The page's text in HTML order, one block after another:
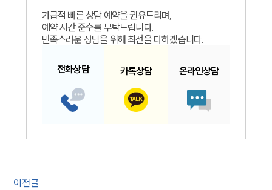
가급적 빠른 상담 예약을 권유드리며,
예약 시간 준수를 부탁드립니다.
만족스러운 상담을 위해 최선을 다하겠습니다.
전화상담 카톡상담 온라인상담
이전글